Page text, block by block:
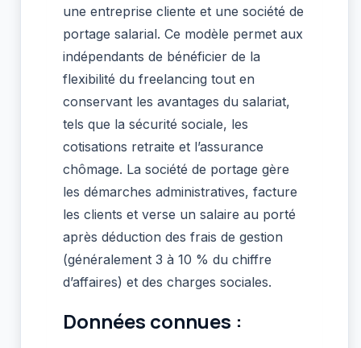
une entreprise cliente et une société de
portage salarial. Ce modèle permet aux
indépendants de bénéficier de la
flexibilité du freelancing tout en
conservant les avantages du salariat,
tels que la sécurité sociale, les
cotisations retraite et l’assurance
chômage. La société de portage gère
les démarches administratives, facture
les clients et verse un salaire au porté
après déduction des frais de gestion
(généralement 3 à 10 % du chiffre
d’affaires) et des charges sociales.
Données connues :